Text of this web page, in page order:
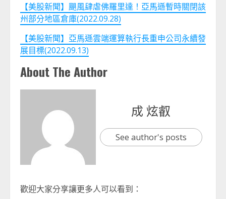
【美股新聞】颶風肆虐佛羅里達！亞馬遜暫時關閉該
州部分地區倉庫(2022.09.28)
【美股新聞】亞馬遜雲端運算執行長重申公司永續發
展目標(2022.09.13)
About The Author
成 炫叡
See author's posts
歡迎大家分享讓更多人可以看到：